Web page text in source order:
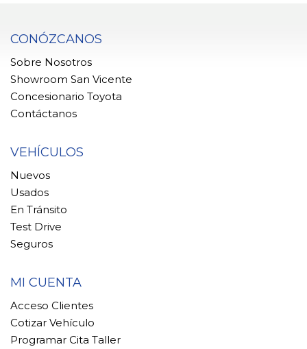
CONÓZCANOS
Sobre Nosotros
Showroom San Vicente
Concesionario Toyota
Contáctanos
VEHÍCULOS
Nuevos
Usados
En Tránsito
Test Drive
Seguros
MI CUENTA
Acceso Clientes
Cotizar Vehículo
Programar Cita Taller